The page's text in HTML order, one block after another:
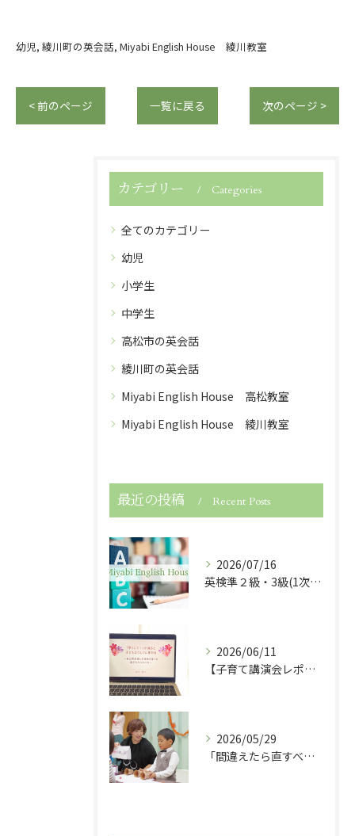
幼児 綾川町の英会話 Miyabi English House 綾川教室
< 前のページ 一覧に戻る 次のページ >
カテゴリー Categories
全てのカテゴリー
幼児
小学生
中学生
高松市の英会話
綾川町の英会話
Miyabi English House 高松教室
Miyabi English House 綾川教室
最近の投稿 Recent Posts
2026/07/16
英検準２級・3級(1次試験)・５級に合格しました！
2026/06/11
【子育て講演会レポート】「早くして！」が減ると子どもは伸びる！
2026/05/29
「間違えたら直すべき？」子どもの英語力を伸ばす関わり方